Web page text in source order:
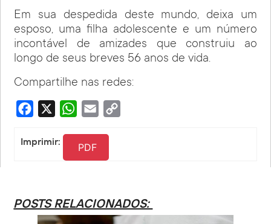
Em sua despedida deste mundo, deixa um
esposo, uma filha adolescente e um número
incontável de amizades que construiu ao
longo de seus breves 56 anos de vida.
Compartilhe nas redes:
Facebook WhatsApp
Email
Imprimir: PDF
POSTS RELACIONADOS: